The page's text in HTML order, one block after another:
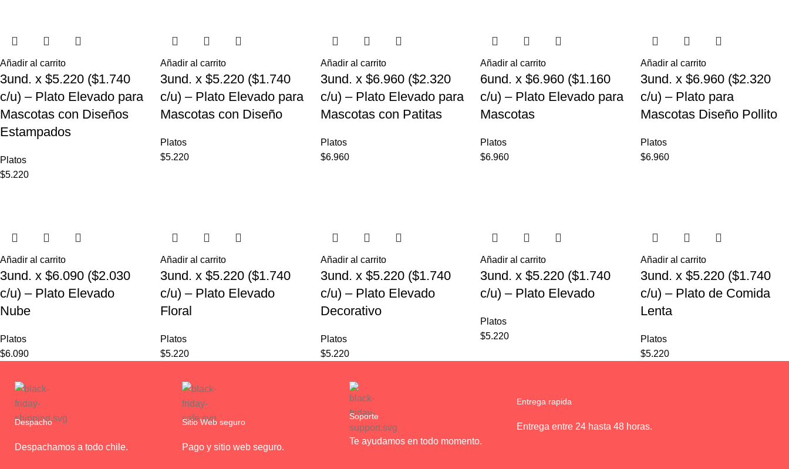
Añadir al carrito
3und. x $5.220 ($1.740
c/u) – Plato Elevado para
Mascotas con Diseños
Estampados
Platos
$5.220
Añadir al carrito
3und. x $5.220 ($1.740
c/u) – Plato Elevado para
Mascotas con Diseño
Platos
$5.220
Añadir al carrito
3und. x $6.960 ($2.320
c/u) – Plato Elevado para
Mascotas con Patitas
Platos
$6.960
Añadir al carrito
6und. x $6.960 ($1.160
c/u) – Plato Elevado para
Mascotas
Platos
$6.960
Añadir al carrito
3und. x $6.960 ($2.320
c/u) – Plato para
Mascotas Diseño Pollito
Platos
$6.960
Añadir al carrito
3und. x $6.090 ($2.030
c/u) – Plato Elevado
Nube
Platos
$6.090
Añadir al carrito
3und. x $5.220 ($1.740
c/u) – Plato Elevado
Floral
Platos
$5.220
Añadir al carrito
3und. x $5.220 ($1.740
c/u) – Plato Elevado
Decorativo
Platos
$5.220
Añadir al carrito
3und. x $5.220 ($1.740
c/u) – Plato Elevado
Platos
$5.220
Añadir al carrito
3und. x $5.220 ($1.740
c/u) – Plato de Comida
Lenta
Platos
$5.220
Despacho
Despachamos a todo chile.
Sitio Web seguro
Pago y sitio web seguro.
Soporte
Te ayudamos en todo momento.
Entrega rapida
Entrega entre 24 hasta 48 horas.